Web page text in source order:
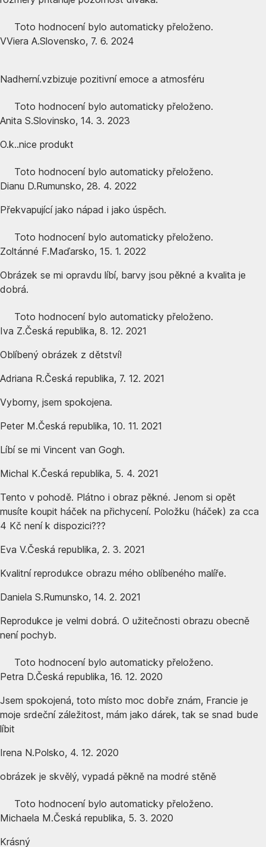
Toto hodnocení bylo automaticky přeloženo.
VViera A.Slovensko, 7. 6. 2024
Nadherní.vzbizuje pozitivní emoce a atmosféru
Toto hodnocení bylo automaticky přeloženo.
Anita S.Slovinsko, 14. 3. 2023
O.k..nice produkt
Toto hodnocení bylo automaticky přeloženo.
Dianu D.Rumunsko, 28. 4. 2022
Překvapující jako nápad i jako úspěch.
Toto hodnocení bylo automaticky přeloženo.
Zoltánné F.Maďarsko, 15. 1. 2022
Obrázek se mi opravdu líbí, barvy jsou pěkné a kvalita je
dobrá.
Toto hodnocení bylo automaticky přeloženo.
Iva Z.Česká republika, 8. 12. 2021
Oblíbený obrázek z dětství!
Adriana R.Česká republika, 7. 12. 2021
Vyborny, jsem spokojena.
Peter M.Česká republika, 10. 11. 2021
Líbí se mi Vincent van Gogh.
Michal K.Česká republika, 5. 4. 2021
Tento v pohodě. Plátno i obraz pěkné. Jenom si opět
musíte koupit háček na přichycení. Položku (háček) za cca
4 Kč není k dispozici???
Eva V.Česká republika, 2. 3. 2021
Kvalitní reprodukce obrazu mého oblíbeného malíře.
Daniela S.Rumunsko, 14. 2. 2021
Reprodukce je velmi dobrá. O užitečnosti obrazu obecně
není pochyb.
Toto hodnocení bylo automaticky přeloženo.
Petra D.Česká republika, 16. 12. 2020
Jsem spokojená, toto místo moc dobře znám, Francie je
moje srdeční záležitost, mám jako dárek, tak se snad bude
líbit
Irena N.Polsko, 4. 12. 2020
obrázek je skvělý, vypadá pěkně na modré stěně
Toto hodnocení bylo automaticky přeloženo.
Michaela M.Česká republika, 5. 3. 2020
Krásný